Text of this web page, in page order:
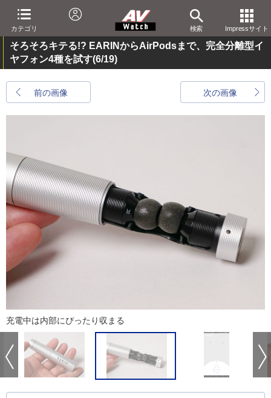
カテゴリ 検索 Impressサイト
そろそろキテる!? EARINからAirPodsまで、完全分離型イ
ヤフォン4種を試す(6/19)
前の画像 次の画像
充電中は内部にぴったり収まる